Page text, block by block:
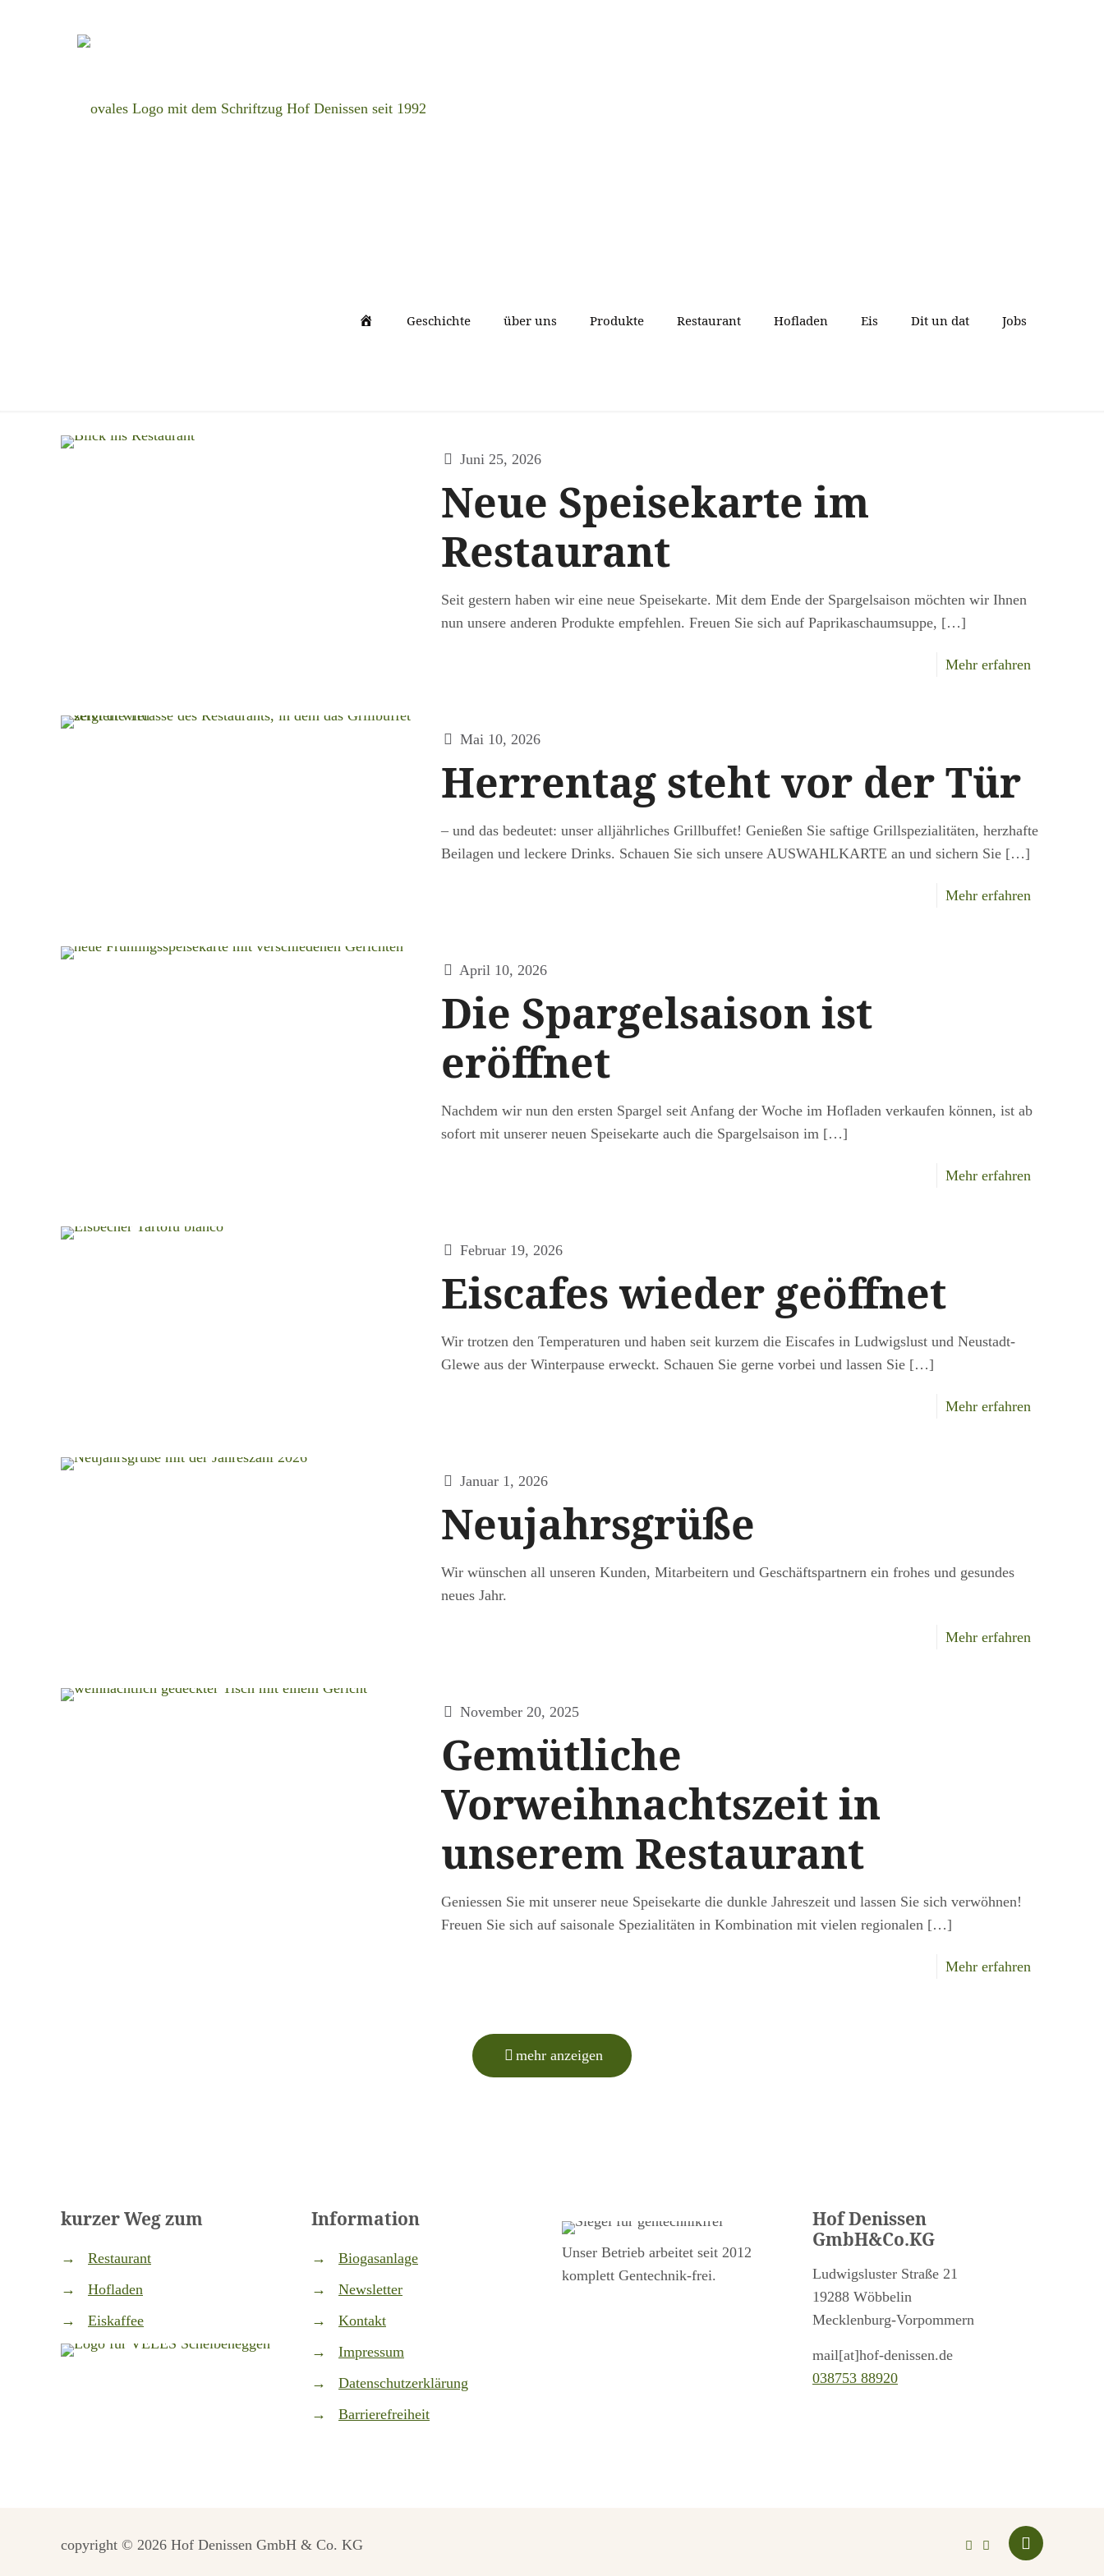
nachhaltige Landwirtschaft
Geschichte über uns Produkte Restaurant Hofladen Eis Dit un dat Jobs
Juni 25, 2026
Neue Speisekarte im
Restaurant
Seit gestern haben wir eine neue Speisekarte. Mit dem Ende der Spargelsaison möchten wir Ihnen
nun unsere anderen Produkte empfehlen. Freuen Sie sich auf Paprikaschaumsuppe, […]
Mehr erfahren-
Mai 10, 2026
Herrentag steht vor der Tür
– und das bedeutet: unser alljährliches Grillbuffet! Genießen Sie saftige Grillspezialitäten, herzhafte
Beilagen und leckere Drinks. Schauen Sie sich unsere AUSWAHLKARTE an und sichern Sie[…]
Mehr erfahren-
April 10, 2026
Die Spargelsaison ist
eröffnet
Nachdem wir nun den ersten Spargel seit Anfang der Woche im Hofladen verkaufen können, ist ab
sofort mit unserer neuen Speisekarte auch die Spargelsaison im[…]
Mehr erfahren-
Februar 19, 2026
Eiscafes wieder geöffnet
Wir trotzen den Temperaturen und haben seit kurzem die Eiscafes in Ludwigslust und Neustadt-
Glewe aus der Winterpause erweckt. Schauen Sie gerne vorbei und lassen Sie[…]
Mehr erfahren-
Januar 1, 2026
Neujahrsgrüße
Wir wünschen all unseren Kunden, Mitarbeitern und Geschäftspartnern ein frohes und gesundes
neues Jahr.
Mehr erfahren-
November 20, 2025
Gemütliche
Vorweihnachtszeit in
unserem Restaurant
Geniessen Sie mit unserer neue Speisekarte die dunkle Jahreszeit und lassen Sie sich verwöhnen!
Freuen Sie sich auf saisonale Spezialitäten in Kombination mit vielen regionalen[…]
Mehr erfahren-
mehr anzeigen
kurzer Weg zum
→
Restaurant
→
Hofladen
→
Eiskaffee
Information
→
Biogasanlage
→
Newsletter
→
Kontakt
→
Impressum
→
Datenschutzerklärung
→
Barrierefreiheit
Unser Betrieb arbeitet seit 2012
komplett Gentechnik-frei.
Hof Denissen
GmbH&Co.KG
Ludwigsluster Straße 21
19288 Wöbbelin
Mecklenburg-Vorpommern
mail[at]hof-denissen.de
038753 88920
copyright © 2026 Hof Denissen GmbH & Co. KG